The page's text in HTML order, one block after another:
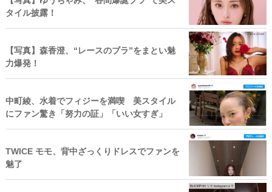
タイル披露！
【写真】森香澄、“レースのブラ”をまとい魅
力爆発！
中町綾、水着でフィジーを満喫 美スタイル
にファン驚き「努力の証」「いい女すぎ」
TWICE モモ、背中ざっくりドレスでファンを
魅了